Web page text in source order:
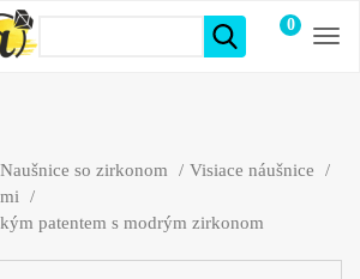
0
položiek
Naušnice so zirkonom
Visiace náušnice
patentem s modrým zirkonom